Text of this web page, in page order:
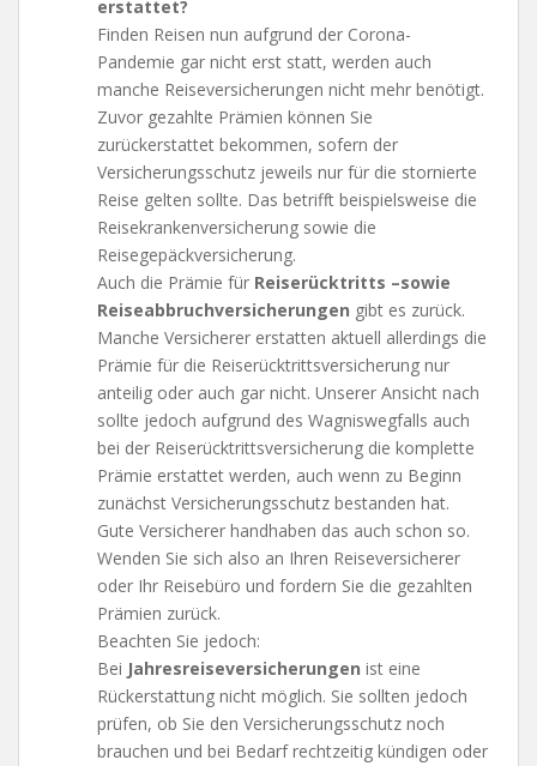
erstattet?
Finden Reisen nun aufgrund der Corona-
Pandemie gar nicht erst statt, werden auch
manche Reiseversicherungen nicht mehr benötigt.
Zuvor gezahlte Prämien können Sie
zurückerstattet bekommen, sofern der
Versicherungsschutz jeweils nur für die stornierte
Reise gelten sollte. Das betrifft beispielsweise die
Reisekrankenversicherung sowie die
Reisegepäckversicherung.
Auch die Prämie für Reiserücktritts –sowie
Reiseabbruchversicherungen gibt es zurück.
Manche Versicherer erstatten aktuell allerdings die
Prämie für die Reiserücktrittsversicherung nur
anteilig oder auch gar nicht. Unserer Ansicht nach
sollte jedoch aufgrund des Wagniswegfalls auch
bei der Reiserücktrittsversicherung die komplette
Prämie erstattet werden, auch wenn zu Beginn
zunächst Versicherungsschutz bestanden hat.
Gute Versicherer handhaben das auch schon so.
Wenden Sie sich also an Ihren Reiseversicherer
oder Ihr Reisebüro und fordern Sie die gezahlten
Prämien zurück.
Beachten Sie jedoch:
Bei Jahresreiseversicherungen ist eine
Rückerstattung nicht möglich. Sie sollten jedoch
prüfen, ob Sie den Versicherungsschutz noch
brauchen und bei Bedarf rechtzeitig kündigen oder